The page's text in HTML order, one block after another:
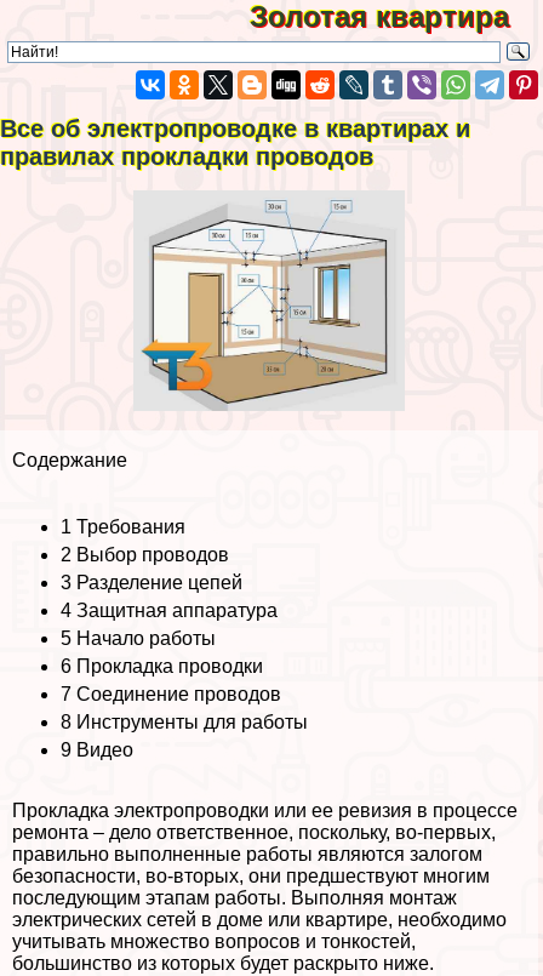
Золотая квартира
Все об электропроводке в квартирах и
правилах прокладки проводов
Содержание
1 Требования
2 Выбор проводов
3 Разделение цепей
4 Защитная аппаратура
5 Начало работы
6 Прокладка проводки
7 Соединение проводов
8 Инструменты для работы
9 Видео
Прокладка электропроводки или ее ревизия в процессе
ремонта – дело ответственное, поскольку, во-первых,
правильно выполненные работы являются залогом
безопасности, во-вторых, они предшествуют многим
последующим этапам работы. Выполняя монтаж
электрических сетей в доме или квартире, необходимо
учитывать множество вопросов и тонкостей,
большинство из которых будет раскрыто ниже.